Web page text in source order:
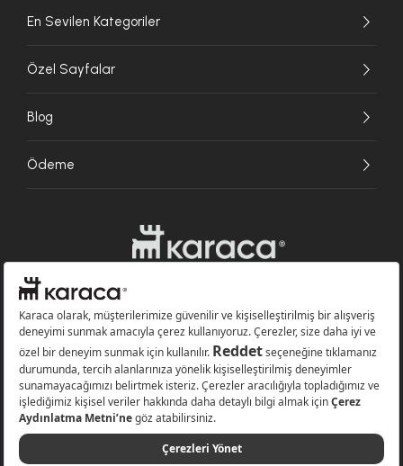
En Sevilen Kategoriler
Özel Sayfalar
Blog
Ödeme
Websitesinde kullanılan bazı görseller yapay zekâ (AI) ile üretilmiştir.
Karaca.com © 2026 - Karaca Züccaciye A.Ş. Tüm hakları saklıdır.